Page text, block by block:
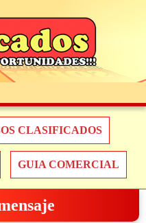
CLASIFICADOS
GUIA COMERCIAL